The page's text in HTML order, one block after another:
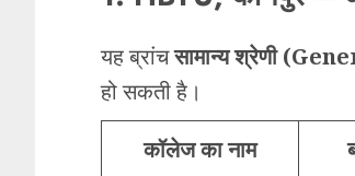
यह ब्रांचसामान्य श्रेणी
हो सकती है।
कॉलेज का नाम